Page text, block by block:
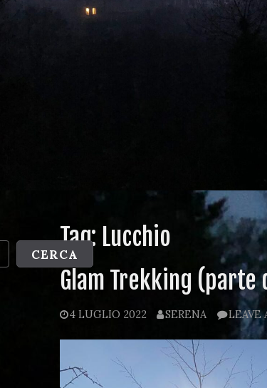
Tag: Lucchio
Glam Trekking (parte
4 LUGLIO 2022 SERENA LEAVE
CERCA